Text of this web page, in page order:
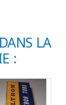
LA
: